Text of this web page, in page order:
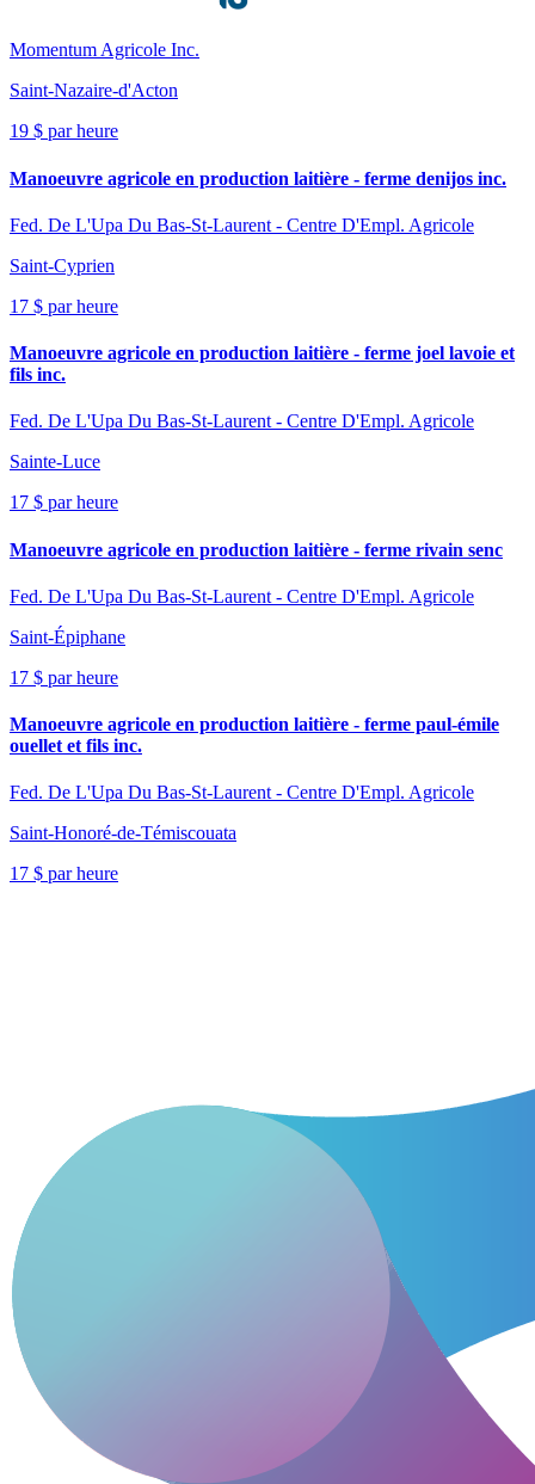
Momentum Agricole Inc.
Saint-Nazaire-d'Acton
19 $ par heure
Manoeuvre agricole en production laitière - ferme denijos inc.
Fed. De L'Upa Du Bas-St-Laurent - Centre D'Empl. Agricole
Saint-Cyprien
17 $ par heure
Manoeuvre agricole en production laitière - ferme joel lavoie et
fils inc.
Fed. De L'Upa Du Bas-St-Laurent - Centre D'Empl. Agricole
Sainte-Luce
17 $ par heure
Manoeuvre agricole en production laitière - ferme rivain senc
Fed. De L'Upa Du Bas-St-Laurent - Centre D'Empl. Agricole
Saint-Épiphane
17 $ par heure
Manoeuvre agricole en production laitière - ferme paul-émile
ouellet et fils inc.
Fed. De L'Upa Du Bas-St-Laurent - Centre D'Empl. Agricole
Saint-Honoré-de-Témiscouata
17 $ par heure